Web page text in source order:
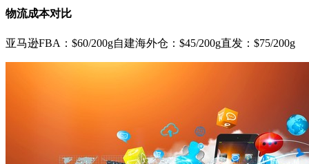
物流成本对比
亚马逊FBA：$60/200g自建海外仓：$45/200g直发：$75/200g